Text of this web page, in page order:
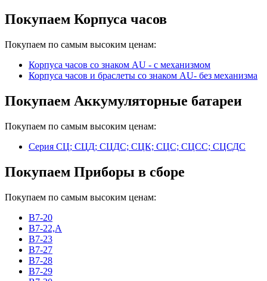
Покупаем Корпуса часов
Покупаем по самым высоким ценам:
Корпуса часов cо знаком AU - с механизмом
Корпуса часов и браслеты со знаком AU- без механизма
Покупаем Аккумуляторные батареи
Покупаем по самым высоким ценам:
Серия СЦ; СЦД; СЦДС; СЦК; СЦС; СЦСС; СЦСДС
Покупаем Приборы в сборе
Покупаем по самым высоким ценам:
В7-20
В7-22,А
В7-23
В7-27
В7-28
В7-29